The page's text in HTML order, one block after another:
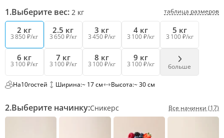
1.Выберите вес: 2 кг таблица размеров
2 кг
3 850 ₽/кг
2.5 кг
3 650 ₽/кг
3 кг
3 450 ₽/кг
4 кг
3 100 ₽/кг
5 кг
3 100 ₽/кг
6 кг
3 100 ₽/кг
7 кг
3 100 ₽/кг
8 кг
3 100 ₽/кг
9 кг
3 100 ₽/кг больше
На10гостей Ширина:~ 17 см Высота:~ 30 см
2.Выберите начинку:Сникерс Все начинки (17)